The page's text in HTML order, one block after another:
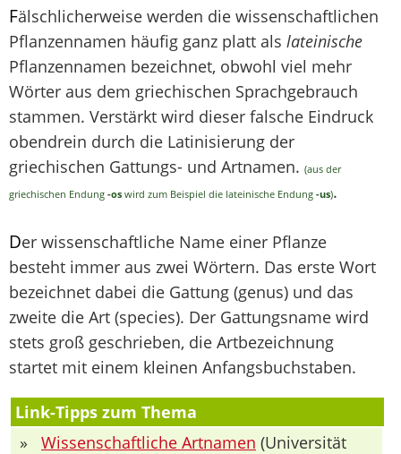
Fälschlicherweise werden die wissenschaftlichen
Pflanzennamen häufig ganz platt als lateinische
Pflanzennamen bezeichnet, obwohl viel mehr
Wörter aus dem griechischen Sprachgebrauch
stammen. Verstärkt wird dieser falsche Eindruck
obendrein durch die Latinisierung der
griechischen Gattungs- und Artnamen. (aus der
griechischen Endung -os wird zum Beispiel die lateinische Endung -us).
Der wissenschaftliche Name einer Pflanze
besteht immer aus zwei Wörtern. Das erste Wort
bezeichnet dabei die Gattung (genus) und das
zweite die Art (species). Der Gattungsname wird
stets groß geschrieben, die Artbezeichnung
startet mit einem kleinen Anfangsbuchstaben.
Link-Tipps zum Thema
»
Wissenschaftliche Artnamen (Universität